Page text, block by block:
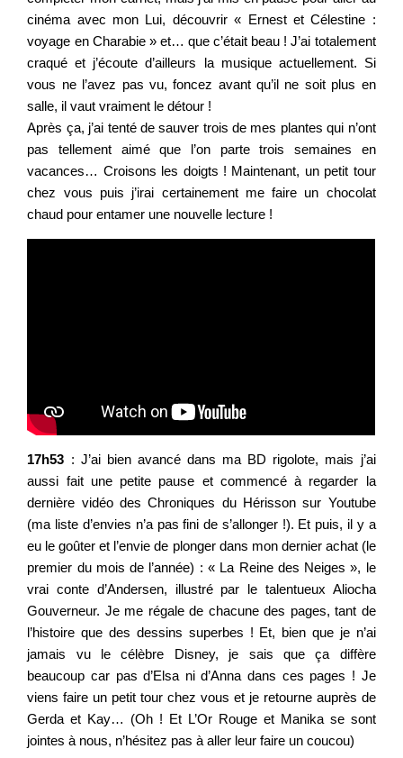
cinéma avec mon Lui, découvrir « Ernest et Célestine :
voyage en Charabie » et… que c’était beau ! J’ai totalement
craqué et j’écoute d’ailleurs la musique actuellement. Si
vous ne l’avez pas vu, foncez avant qu’il ne soit plus en
salle, il vaut vraiment le détour !
Après ça, j’ai tenté de sauver trois de mes plantes qui n’ont
pas tellement aimé que l’on parte trois semaines en
vacances… Croisons les doigts ! Maintenant, un petit tour
chez vous puis j’irai certainement me faire un chocolat
chaud pour entamer une nouvelle lecture !
17h53 : J’ai bien avancé dans ma BD rigolote, mais j’ai
aussi fait une petite pause et commencé à regarder la
dernière vidéo des Chroniques du Hérisson sur Youtube
(ma liste d’envies n’a pas fini de s’allonger !). Et puis, il y a
eu le goûter et l’envie de plonger dans mon dernier achat (le
premier du mois de l’année) : « La Reine des Neiges », le
vrai conte d’Andersen, illustré par le talentueux Aliocha
Gouverneur. Je me régale de chacune des pages, tant de
l’histoire que des dessins superbes ! Et, bien que je n’ai
jamais vu le célèbre Disney, je sais que ça diffère
beaucoup car pas d’Elsa ni d’Anna dans ces pages ! Je
viens faire un petit tour chez vous et je retourne auprès de
Gerda et Kay… (Oh ! Et L’Or Rouge et Manika se sont
jointes à nous, n’hésitez pas à aller leur faire un coucou)